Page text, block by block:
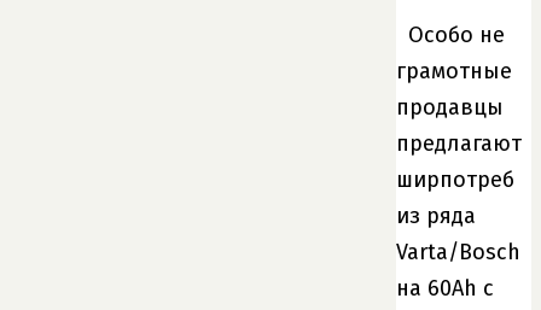
Особо не
грамотные
продавцы
предлагают
ширпотреб
из ряда
Varta/Bosch
на 60Ah с